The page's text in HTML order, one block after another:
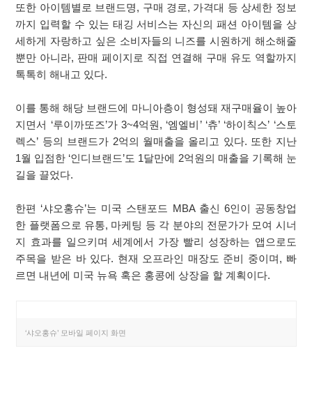
또한 아이템별로 브랜드명, 구매 경로, 가격대 등 상세한 정보
까지 입력할 수 있는 태깅 서비스는 자신의 패션 아이템을 상
세하게 자랑하고 싶은 소비자들의 니즈를 시원하게 해소해줄
뿐만 아니라, 판매 페이지로 직접 연결해 구매 유도 역할까지
톡톡히 해내고 있다.
이를 통해 해당 브랜드에 마니아층이 형성돼 재구매율이 높아
지면서 ‘루이까또즈’가 3~4억원, ‘엠엘비’ ‘츄’ ‘하이칙스’ ‘스토
렉스’ 등의 브랜드가 2억의 월매출을 올리고 있다. 또한 지난
1월 입점한 ‘인디브랜드’도 1달만에 2억원의 매출을 기록해 눈
길을 끌었다.
한편 ‘샤오홍슈’는 미국 스탠포드 MBA 출신 6인이 공동창업
한 플랫폼으로 유통, 마케팅 등 각 분야의 전문가가 모여 시너
지 효과를 일으키며 세계에서 가장 빨리 성장하는 앱으로도
주목을 받은 바 있다. 현재 오프라인 매장도 준비 중이며, 빠
르면 내년에 미국 뉴욕 혹은 홍콩에 상장을 할 계획이다.
‘샤오홍슈’ 모바일 페이지 화면